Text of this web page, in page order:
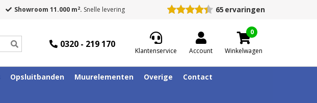
Showroom 11.000 m2. Snelle levering 65 ervaringen
0320 - 219 170
Klantenservice Account
0
Winkelwagen
Opsluitbanden Muurelementen Overige Contact